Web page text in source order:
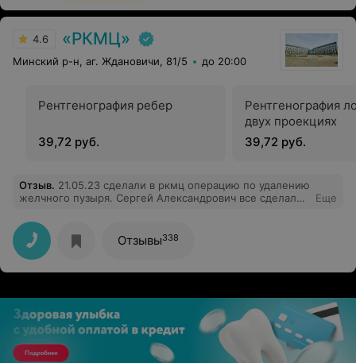
4.6 «РКМЦ»
Минский р-н, аг. Ждановичи, 81/5 до 20:00
Рентгенография ребер
39,72 руб.
Рентгенография
двух проекциях
39,72 руб.
Отзыв. 21.05.23 сделали в ркмц операцию по удалению
желчного пузыря. Сергей Александрович все сделал
потом хвалили хирурги из местной поликлиники,
говорили, что очень все аккуратно и красиво. Врач
очень приятный: все спокойно расскажет перед
операцией, пошутит для настроения. Очень довольна
выбором врача и мед.центра!
Еще
Отзывы338